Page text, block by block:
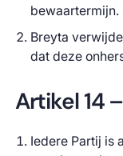
bewaartermijn.
Breyta
dat deze
Artikel 14
Iedere Partij is